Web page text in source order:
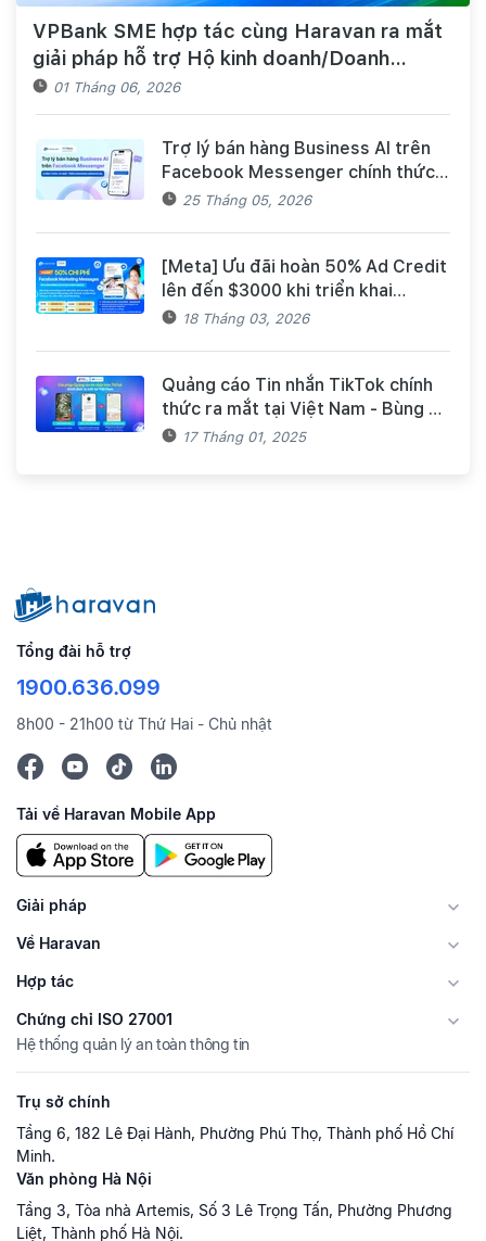
VPBank SME hợp tác cùng Haravan ra mắt
giải pháp hỗ trợ Hộ kinh doanh/Doanh
nghiệp tiếp cận nguồn vốn và quản lý thuế,
hóa đơn điện tử hiệu quả
01 Tháng 06, 2026
Trợ lý bán hàng Business AI trên
Facebook Messenger chính thức
có mặt trên Haravan Harasocial
25 Tháng 05, 2026
[Meta] Ưu đãi hoàn 50% Ad Credit
lên đến $3000 khi triển khai
Facebook Marketing Messages
18 Tháng 03, 2026
Quảng cáo Tin nhắn TikTok chính
thức ra mắt tại Việt Nam - Bùng nổ
doanh số mùa Tết cùng TikTok và
17 Tháng 01, 2025
Tổng đài hỗ trợ
1900.636.099
8h00 - 21h00 từ Thứ Hai - Chủ nhật
Tải về Haravan Mobile App
Giải pháp
Về Haravan
Hợp tác
Chứng chỉ ISO 27001
Hệ thống quản lý an toàn thông tin
Trụ sở chính
Tầng 6, 182 Lê Đại Hành, Phường Phú Thọ, Thành phố Hồ Chí
Minh.
Văn phòng Hà Nội
Tầng 3, Tòa nhà Artemis, Số 3 Lê Trọng Tấn, Phường Phương
Liệt, Thành phố Hà Nội.